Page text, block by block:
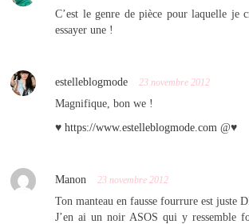
C’est le genre de pièce pour laquelle je
essayer une !
estelleblogmode 23 novembre 2012
Magnifique, bon we !
♥ https://www.estelleblogmode.com @♥
Manon 23 novembre 2012
Ton manteau en fausse fourrure est juste
J’en ai un noir ASOS qui y ressemble